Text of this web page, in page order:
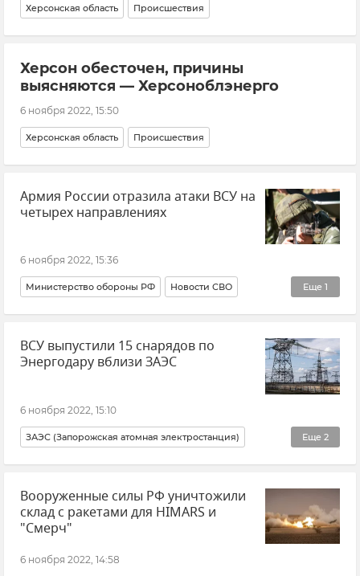
Херсонская область Происшествия
Херсон обесточен, причины
выясняются — Херсоноблэнерго
6 ноября 2022, 15:50
Херсонская область Происшествия
Армия России отразила атаки ВСУ на
четырех направлениях
6 ноября 2022, 15:36
Еще 1
Министерство обороны РФ Новости СВО
ВСУ (Вооруженные силы Украины)
ВСУ выпустили 15 снарядов по
Энергодару вблизи ЗАЭС
6 ноября 2022, 15:10
Еще 2
ЗАЭС (Запорожская атомная электростанция)
ВСУ (Вооруженные силы Украины)
Министерство обороны РФ
Вооруженные силы РФ уничтожили
склад с ракетами для HIMARS и
"Смерч"
6 ноября 2022, 14:58